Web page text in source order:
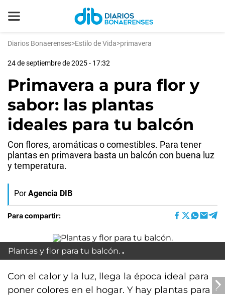
Diarios Bonaerenses>Estilo de Vida>primavera
24 de septiembre de 2025 - 17:32
Primavera a pura flor y
sabor: las plantas
ideales para tu balcón
Con flores, aromáticas o comestibles. Para tener
plantas en primavera basta un balcón con buena luz
y temperatura.
Por Agencia DIB
Para compartir:
Plantas y flor para tu balcón.
Con el calor y la luz, llega la época ideal para
poner colores en el hogar. Y hay plantas para